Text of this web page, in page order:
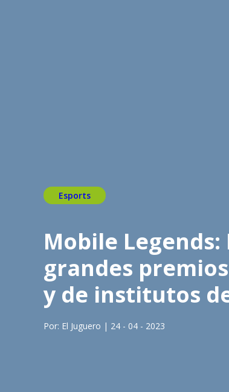
Esports
Mobile
grandes
y de institutos
Por: El Juguero | 24 - 04 - 2023